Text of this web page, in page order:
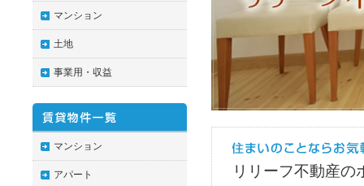
マンション
土地
事業用・収益
マンション
アパート
リリーフ不動産の